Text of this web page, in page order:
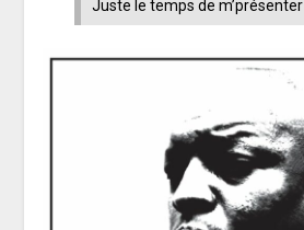
Juste le temps de m’présenter